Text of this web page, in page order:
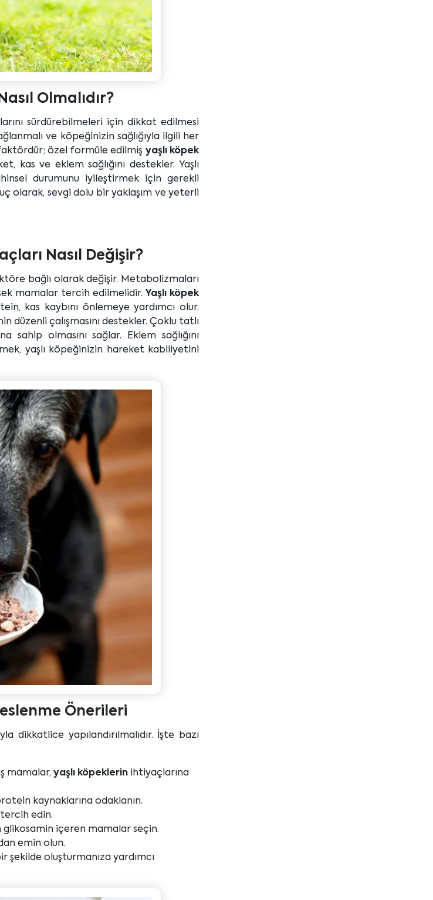
Olmalıdır?
sürdürebilmeleri için dikkat edilmesi
ve köpeğinizin sağlığıyla ilgili her
özel formüle edilmiş yaşlı köpek
kas ve eklem sağlığını destekler. Yaşlı
durumunu iyileştirmek için gerekli
olarak, sevgi dolu bir yaklaşım ve yeterli
Nasıl Değişir?
bağlı olarak değişir. Metabolizmaları
mamalar tercih edilmelidir. Yaşlı köpek
kas kaybını önlemeye yardımcı olur.
düzenli çalışmasını destekler. Çoklu tatlı
sahip olmasını sağlar. Eklem sağlığını
yaşlı köpeğinizin hareket kabiliyetini
Önerileri
dikkatlice yapılandırılmalıdır. İşte bazı
mamalar, yaşlı köpeklerin ihtiyaçlarına
kaynaklarına odaklanın.
tercih edin.
glikosamin içeren mamalar seçin.
emin olun.
şekilde oluşturmanıza yardımcı